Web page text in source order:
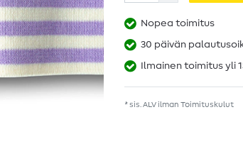
Nopea toimitus
30 päivän
Ilmainen toimitus yli
* sis. ALV ilman Toimituskulut